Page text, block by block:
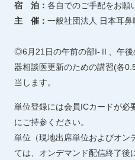
宿 泊： 各自でのご手配をお願
主 催： 一般社団法人 日本耳
◎6月21日の午前の部I-Ⅱ、午
器相談医更新のための講習(各
当します。
単位登録には会員ICカードが必
にご持参ください。
単位（現地出席単位およびオン
ては、オンデマンド配信終了後